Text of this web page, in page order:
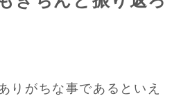
りがちな事であるといえ